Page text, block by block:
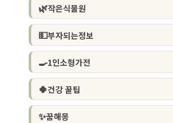
🌿작은식물원
💵부자되는정보
🍳1인소형가전
🍀건강 꿀팁
✨꿈해몽